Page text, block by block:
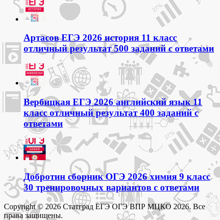
Артасов ЕГЭ 2026 история 11 класс
отличный результат 500 заданий с ответами
Вербицкая ЕГЭ 2026 английский язык 11
класс отличный результат 400 заданий с
ответами
Добротин сборник ОГЭ 2026 химия 9 класс
30 тренировочных вариантов с ответами
Copyright © 2026 Статград ЕГЭ ОГЭ ВПР МЦКО 2026. Все
права защищены.